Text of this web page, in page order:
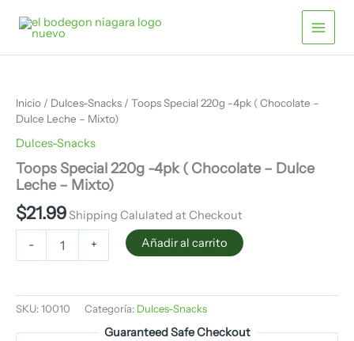
contenido
Inicio / Dulces-Snacks / Toops Special 220g -4pk ( Chocolate –
Dulce Leche – Mixto)
Dulces-Snacks
Toops Special 220g -4pk ( Chocolate – Dulce
Leche – Mixto)
$21.99 Shipping Calulated at Checkout
-
-4pk
(
Chocolate
Dulce
Leche
-
Mixto)
+ Añadir al carrito
SKU:10010 Categoría: Dulces-Snacks
Guaranteed Safe Checkout
Chocolate
Dulce
Mixto)
cantidad